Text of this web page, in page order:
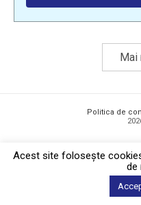
Mai
Politica de
Acest site foloseşte
de